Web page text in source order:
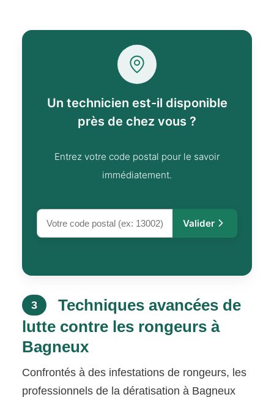
Un technicien est-il disponible
près de chez vous ?
Entrez votre code postal pour le savoir
immédiatement.
Valider
3
Techniques avancées de
lutte contre les rongeurs à
Bagneux
Confrontés à des infestations de rongeurs, les
professionnels de la dératisation à Bagneux